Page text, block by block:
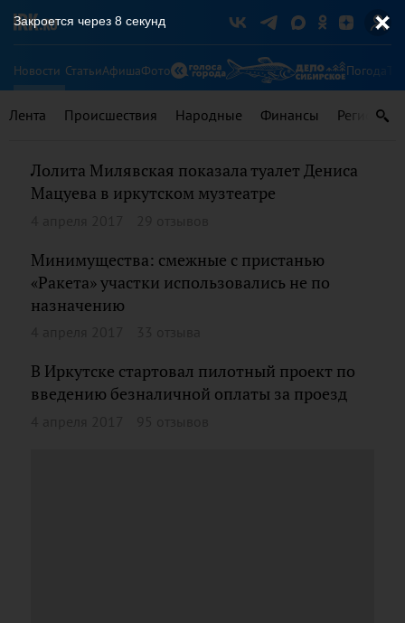
Новости СтатьиАфишаФото Погода
Лента Происшествия Народные Финансы Регионы
Лолита Милявская показала туалет Дениса
Мацуева в иркутском музтеатре
Минимущества: смежные с пристанью
«Ракета» участки использовались не по
назначению
В Иркутске стартовал пилотный проект по
введению безналичной оплаты за проезд
Закроется через 8 секунд